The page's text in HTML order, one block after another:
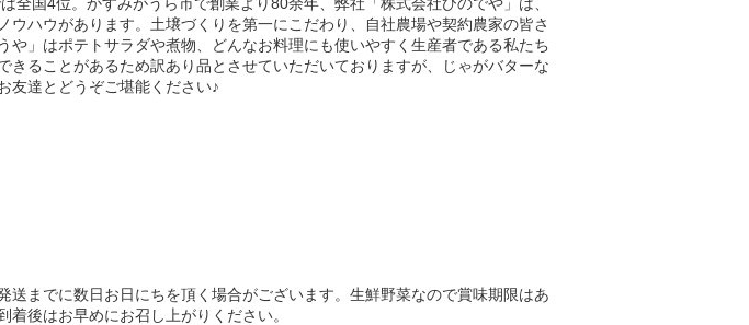
ハウがあります。土壌づくりを第一にこだわり、自社農場や契約農家の皆さ
」はポテトサラダや煮物、どんなお料理にも使いやすく生産者である私たち
ることがあるため訳あり品とさせていただいておりますが、じゃがバターな
友達とどうぞご堪能ください♪
までに数日お日にちを頂く場合がございます。生鮮野菜なので賞味期限はあ
後はお早めにお召し上がりください。